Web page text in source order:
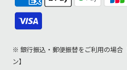
※ 銀行振込・郵便振替をご利用の場合
ン】